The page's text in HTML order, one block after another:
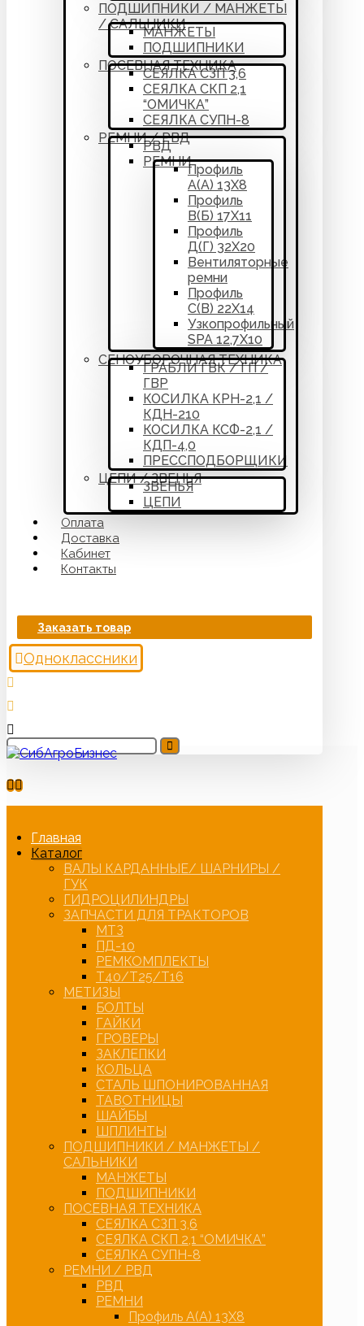
ПОДШИПНИКИ / МАНЖЕТЫ
/ САЛЬНИКИ
МАНЖЕТЫ
ПОДШИПНИКИ
ПОСЕВНАЯ ТЕХНИКА
СЕЯЛКА СЗП 3,6
СЕЯЛКА СКП 2,1
“ОМИЧКА”
СЕЯЛКА СУПН-8
РЕМНИ / РВД
РВД
РЕМНИ
Профиль
А(А) 13Х8
Профиль
В(Б) 17Х11
Профиль
Д(Г) 32Х20
Вентиляторные
ремни
Профиль
С(В) 22Х14
Узкопрофильный
SPA 12,7Х10
СЕНОУБОРОЧНАЯ ТЕХНИКА
ГРАБЛИ ГВК / ГП /
ГВР
КОСИЛКА КРН-2,1 /
КДН-210
КОСИЛКА КСФ-2,1 /
КДП-4,0
ПРЕССПОДБОРЩИКИ
ЦЕПИ / ЗВЕНЬЯ
ЗВЕНЬЯ
ЦЕПИ
Оплата
Доставка
Кабинет
Контакты
Заказать товар
Одноклассники
Главная
Каталог
ВАЛЫ КАРДАННЫЕ/ ШАРНИРЫ /
ГУК
ГИДРОЦИЛИНДРЫ
ЗАПЧАСТИ ДЛЯ ТРАКТОРОВ
МТЗ
ПД-10
РЕМКОМПЛЕКТЫ
Т40/Т25/Т16
МЕТИЗЫ
БОЛТЫ
ГАЙКИ
ГРОВЕРЫ
ЗАКЛЕПКИ
КОЛЬЦА
СТАЛЬ ШПОНИРОВАННАЯ
ТАВОТНИЦЫ
ШАЙБЫ
ШПЛИНТЫ
ПОДШИПНИКИ / МАНЖЕТЫ /
САЛЬНИКИ
МАНЖЕТЫ
ПОДШИПНИКИ
ПОСЕВНАЯ ТЕХНИКА
СЕЯЛКА СЗП 3,6
СЕЯЛКА СКП 2,1 “ОМИЧКА”
СЕЯЛКА СУПН-8
РЕМНИ / РВД
РВД
РЕМНИ
Профиль А(А) 13Х8